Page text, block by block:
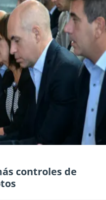
controles de